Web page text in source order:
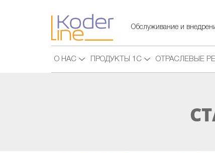
Обслуживание и
О НАС ПРОДУКТЫ 1С ОТРАСЛЕВЫЕ